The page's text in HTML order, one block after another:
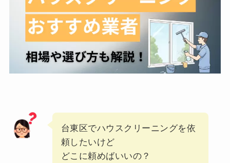
台東区でハウスクリーニングを依
頼したいけど
どこに頼めばいいの？